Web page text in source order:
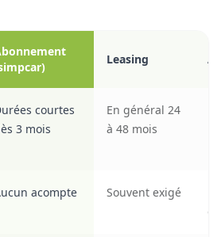
Leasing
courtes
3 mois
En général 24
à 48 mois
acompte Souvent exigé